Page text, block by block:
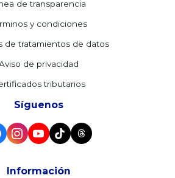
de transparencia
y condiciones
de tratamientos de datos
de privacidad
tributarios
Síguenos
Información